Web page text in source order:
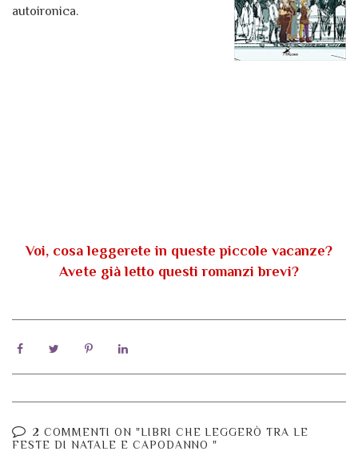
autoironica.
Voi, cosa leggerete in queste piccole vacanze?
Avete già letto questi romanzi brevi?
2 COMMENTI ON "LIBRI CHE LEGGERÒ TRA LE
FESTE DI NATALE E CAPODANNO "